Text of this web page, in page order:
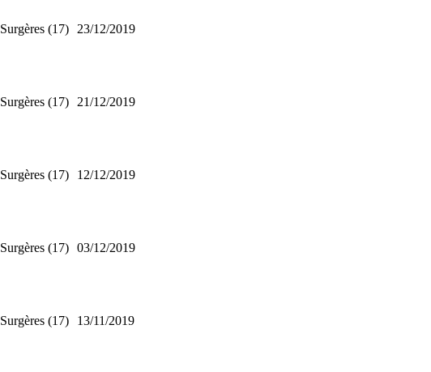
Surgères (17) 23/12/2019
Surgères (17) 21/12/2019
Surgères (17) 12/12/2019
Surgères (17) 03/12/2019
Surgères (17) 13/11/2019